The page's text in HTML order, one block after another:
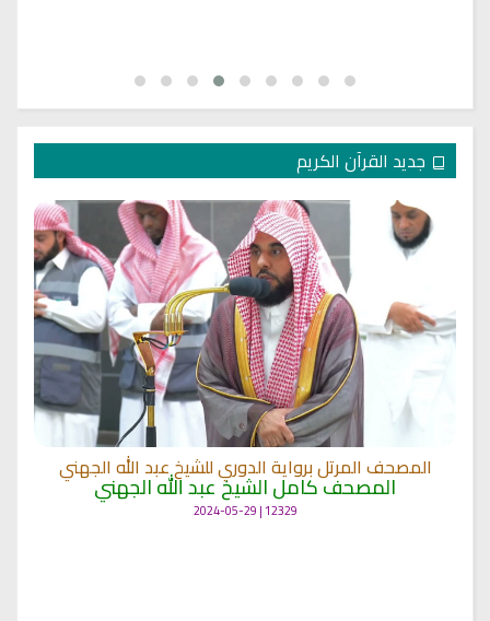
جديد القرآن الكريم
المصحف المرتل برواية الدوري للشيخ عبد الله الجهني
المصحف كامل الشيخ عبد الله الجهني
12329 | 2024-05-29